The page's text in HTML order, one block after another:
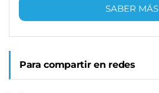
SABER MÁS
Para compartir en redes